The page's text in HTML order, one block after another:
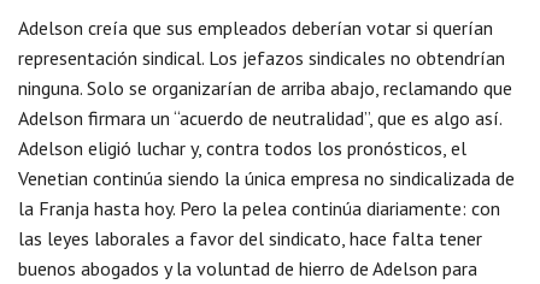
Adelson creía que sus empleados deberían votar si querían
representación sindical. Los jefazos sindicales no obtendrían
ninguna. Solo se organizarían de arriba abajo, reclamando que
Adelson firmara un “acuerdo de neutralidad”, que es algo así.
Adelson eligió luchar y, contra todos los pronósticos, el
Venetian continúa siendo la única empresa no sindicalizada de
la Franja hasta hoy. Pero la pelea continúa diariamente: con
las leyes laborales a favor del sindicato, hace falta tener
buenos abogados y la voluntad de hierro de Adelson para